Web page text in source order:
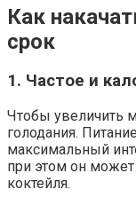
Как
срок
1. Частое и
Чтобы увеличить
голодания.
максимальный
при этом он
коктейля.